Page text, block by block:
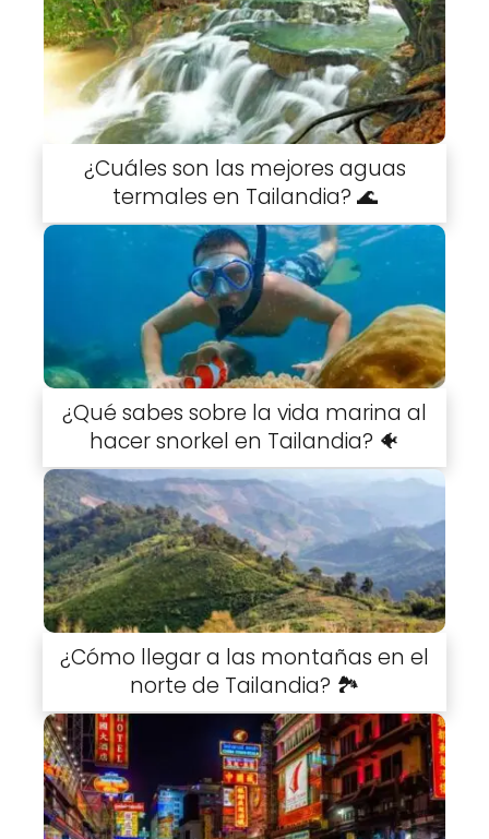
¿Cuáles son las mejores aguas
termales en Tailandia? 🌊
¿Qué sabes sobre la vida marina al
hacer snorkel en Tailandia? 🐠
¿Cómo llegar a las montañas en el
norte de Tailandia? 🏞️